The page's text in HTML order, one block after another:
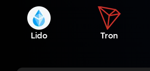
Lido Tron